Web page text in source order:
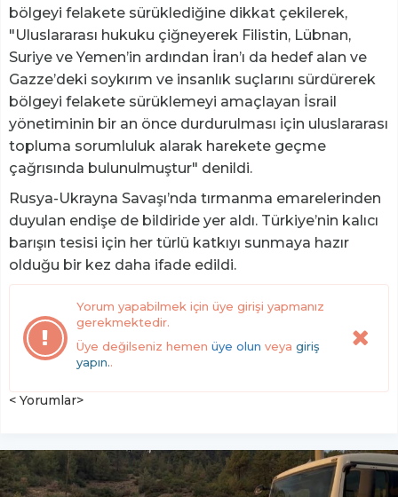
bölgeyi felakete sürüklediğine dikkat çekilerek,
"Uluslararası hukuku çiğneyerek Filistin, Lübnan,
Suriye ve Yemen’in ardından İran’ı da hedef alan ve
Gazze’deki soykırım ve insanlık suçlarını sürdürerek
bölgeyi felakete sürüklemeyi amaçlayan İsrail
yönetiminin bir an önce durdurulması için uluslararası
topluma sorumluluk alarak harekete geçme
çağrısında bulunulmuştur" denildi.
Rusya-Ukrayna Savaşı’nda tırmanma emarelerinden
duyulan endişe de bildiride yer aldı. Türkiye’nin kalıcı
barışın tesisi için her türlü katkıyı sunmaya hazır
olduğu bir kez daha ifade edildi.
Yorum yapabilmek için üye girişi yapmanız
gerekmektedir.
Üye değilseniz hemen üye olun veya giriş
yapın..
< Yorumlar>